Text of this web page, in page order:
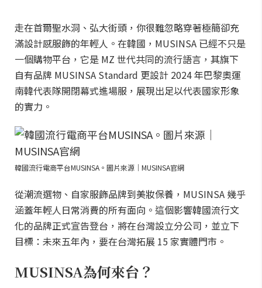
走在首爾聖水洞、弘大街頭，你很難忽略穿著極簡卻充
滿設計感服飾的年輕人。在韓國，MUSINSA 已經不只是
一個購物平台，它是 MZ 世代共同的流行語言，其旗下
自有品牌 MUSINSA Standard 更設計 2024 年巴黎奧運
南韓代表隊開閉幕式進場服，展現出足以代表國家形象
的實力。
韓國流行電商平台MUSINSA。圖片來源｜MUSINSA官網
從潮流選物、自家服飾品牌到美妝保養，MUSINSA 幾乎
涵蓋年輕人日常消費的所有面向。這個影響韓國流行文
化的品牌正式宣告登台，將在台灣設立分公司，並立下
目標：未來五年內，要在台灣拓展 15 家實體門市。
MUSINSA為何來台？